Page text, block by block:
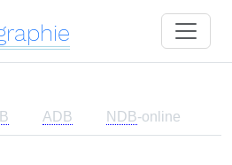
ADB NDB-online